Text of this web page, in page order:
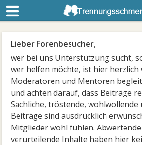
Lieber Forenbesucher,
wer bei uns Unterstützung sucht,
wer helfen möchte, ist hier herzlich
Moderatoren und Mentoren
und achten darauf, dass Beiträge
Sachliche, tröstende, wohlwollende
Beiträge sind ausdrücklich
Mitglieder wohl fühlen.
verurteilende Inhalte haben hier